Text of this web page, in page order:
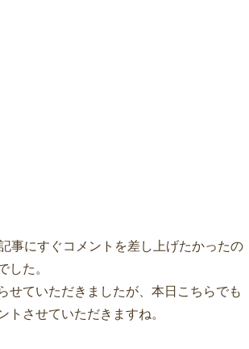
事にすぐコメントを差し上げたかったの
した。
せていただきましたが、本日こちらでも
させていただきますね。